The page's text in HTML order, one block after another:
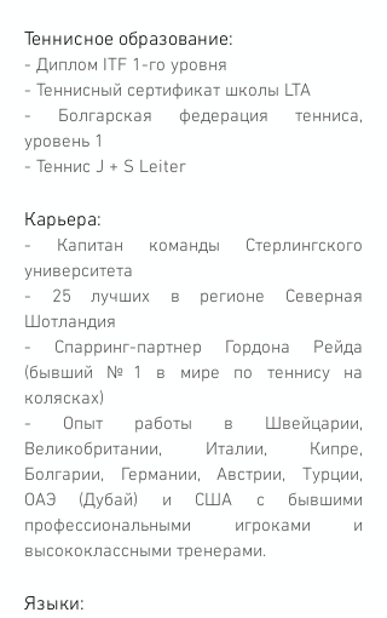
Теннисное образование:
- Диплом ITF 1-го уровня
- Теннисный сертификат школы LTA
- Болгарская федерация тенниса,
уровень 1
- Теннис J + S Leiter
Карьера:
- Капитан команды Стерлингского
университета
- 25 лучших в регионе Северная
Шотландия
- Спарринг-партнер Гордона Рейда
(бывший №1 в мире по теннису на
колясках)
- Опыт работы в Швейцарии,
Великобритании, Италии, Кипре,
Болгарии, Германии, Австрии, Турции,
ОАЭ (Дубай) и США с бывшими
профессиональными игроками и
высококлассными тренерами.
Языки: